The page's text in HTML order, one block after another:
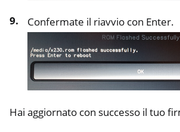
Confermate il riavvio con Enter.
Hai aggiornato con successo il tuo